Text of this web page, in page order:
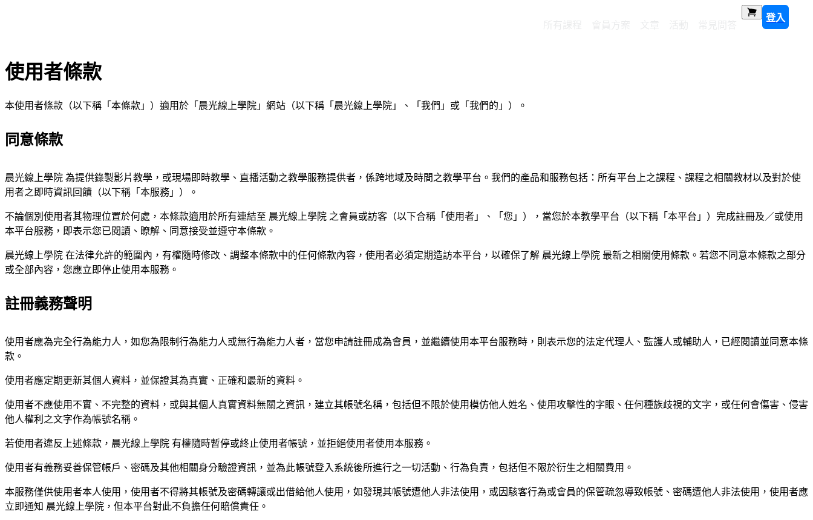
登入
使用者條款
本使用者條款（以下稱「本條款」）適用於「晨光線上學院」網站（以下稱「晨光線上學院」、「我們」或「我們的」）。
同意條款
晨光線上學院 為提供錄製影片教學，或現場即時教學、直播活動之教學服務提供者，係跨地域及時間之教學平台。我們的產品和服務包括：所有平台上之課程、課程之相關教材以及對於使
用者之即時資訊回饋（以下稱「本服務」）。
不論個別使用者其物理位置於何處，本條款適用於所有連結至 晨光線上學院 之會員或訪客（以下合稱「使用者」、「您」），當您於本教學平台（以下稱「本平台」）完成註冊及／或使用
本平台服務，即表示您已閱讀、瞭解、同意接受並遵守本條款。
晨光線上學院 在法律允許的範圍內，有權隨時修改、調整本條款中的任何條款內容，使用者必須定期造訪本平台，以確保了解 晨光線上學院 最新之相關使用條款。若您不同意本條款之部分
或全部內容，您應立即停止使用本服務。
註冊義務聲明
使用者應為完全行為能力人，如您為限制行為能力人或無行為能力人者，當您申請註冊成為會員，並繼續使用本平台服務時，則表示您的法定代理人、監護人或輔助人，已經閱讀並同意本條
款。
使用者應定期更新其個人資料，並保證其為真實、正確和最新的資料。
使用者不應使用不實、不完整的資料，或與其個人真實資料無關之資訊，建立其帳號名稱，包括但不限於使用模仿他人姓名、使用攻擊性的字眼、任何種族歧視的文字，或任何會傷害、侵害
他人權利之文字作為帳號名稱。
若使用者違反上述條款，晨光線上學院 有權隨時暫停或終止使用者帳號，並拒絕使用者使用本服務。
使用者有義務妥善保管帳戶、密碼及其他相關身分驗證資訊，並為此帳號登入系統後所進行之一切活動、行為負責，包括但不限於衍生之相關費用。
本服務僅供使用者本人使用，使用者不得將其帳號及密碼轉讓或出借給他人使用，如發現其帳號遭他人非法使用，或因駭客行為或會員的保管疏忽導致帳號、密碼遭他人非法使用，使用者應
立即通知 晨光線上學院，但本平台對此不負擔任何賠償責任。